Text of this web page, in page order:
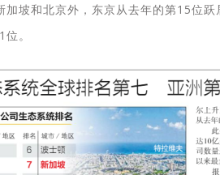
加坡和北京外，东京从去年的第15位
。